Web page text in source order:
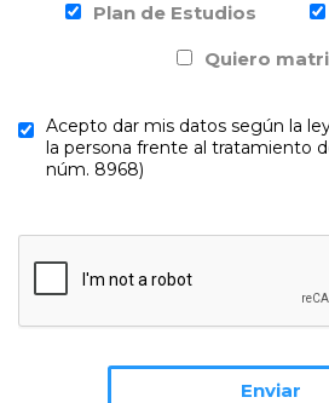
Plan de Estudios
Quiero
Acepto dar mis datos según la
la persona frente al tratamiento
núm. 8968)